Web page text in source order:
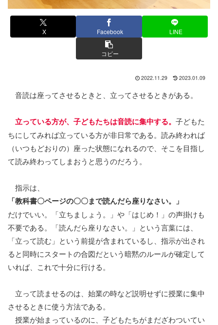
X Facebook LINE
コピー
2022.11.29 2023.01.09
音読は座ってさせるときと、立ってさせるときがある。
立っている方が、子どもたちは音読に集中する。 子どもた
ちにしてみれば立っている方が非日常である。読み終われば
（いつもどおりの）座った状態になれるので、そこを目指し
て読み終わってしまおうと思うのだろう。
指示は、
「教科書〇ページの〇〇まで読んだら座りなさい。」
だけでいい。「立ちましょう。」や「はじめ！」の声掛けも
不要である。「読んだら座りなさい。」という言葉には、
「立って読む」という前提が含まれているし、指示が出され
ると同時にスタートの合図だという暗黙のルールが確定して
いれば、これで十分に行ける。
立って読ませるのは、始業の時など説明せずに授業に集中
させるときに使う方法である。
授業が始まっているのに、子どもたちがまだざわついてい